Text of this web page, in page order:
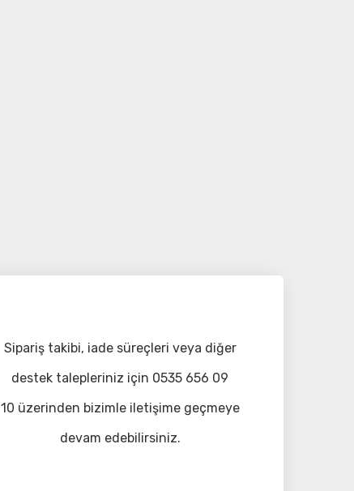
Sipariş takibi, iade süreçleri veya diğer
destek talepleriniz için 0535 656 09
10 üzerinden bizimle iletişime geçmeye
devam edebilirsiniz.